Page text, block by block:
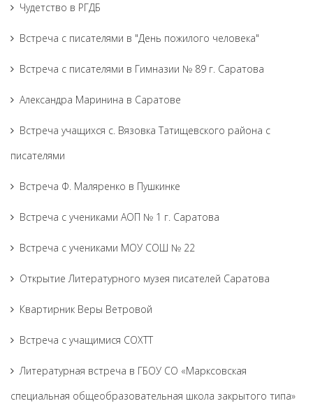
Чудетство в РГДБ
Встреча с писателями в "День пожилого человека"
Встреча с писателями в Гимназии № 89 г. Саратова
Александра Маринина в Саратове
Встреча учащихся с. Вязовка Татищевского района с
писателями
Встреча Ф. Маляренко в Пушкинке
Встреча с учениками АОП № 1 г. Саратова
Встреча с учениками МОУ СОШ № 22
Открытие Литературного музея писателей Саратова
Квартирник Веры Ветровой
Встреча с учащимися СОХТТ
Литературная встреча в ГБОУ СО «Марксовская
специальная общеобразовательная школа закрытого типа»